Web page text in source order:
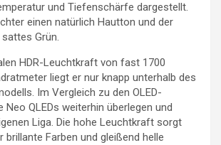
und Tiefenschärfe dargestellt.
einen natürlich Hautton und der
Grün.
HDR-Leuchtkraft von fast 1700
liegt er nur knapp unterhalb des
Im Vergleich zu den OLED-
Neo QLEDs weiterhin überlegen und
Liga. Die hohe Leuchtkraft sorgt
brillante Farben und gleißend helle